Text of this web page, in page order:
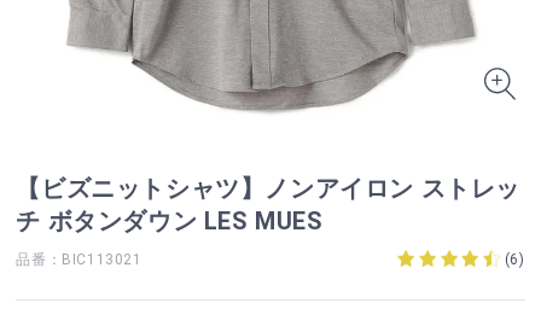
【ビズニットシャツ】ノンアイロン ストレッ
チ ボタンダウン LES MUES
品番：BIC113021 (6)